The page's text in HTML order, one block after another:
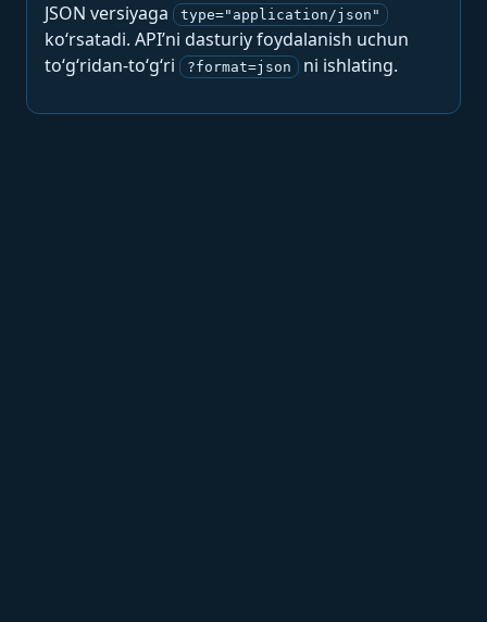
JSON versiyaga
type="application/json"
ko‘rsatadi. API’ni dasturiy foydalanish uchun
to‘g‘ridan-to‘g‘ri
?format=json ni ishlating.